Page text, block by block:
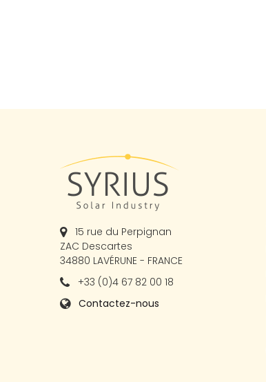
15 rue du Perpignan
ZAC Descartes
34880 LAVÉRUNE - FRANCE
+33 (0)4 67 82 00 18
Contactez-nous